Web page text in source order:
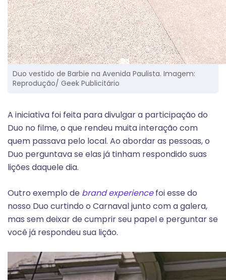
Duo vestido de Barbie na Avenida Paulista. Imagem:
Reprodução/ Geek Publicitário
A iniciativa foi feita para divulgar a participação do
Duo no filme, o que rendeu muita interação com
quem passava pelo local. Ao abordar as pessoas, o
Duo perguntava se elas já tinham respondido suas
lições daquele dia.
Outro exemplo de brand experiencefoi esse do
nosso Duo curtindo o Carnaval junto com a galera,
mas sem deixar de cumprir seu papel e perguntar se
você já respondeu sua lição.